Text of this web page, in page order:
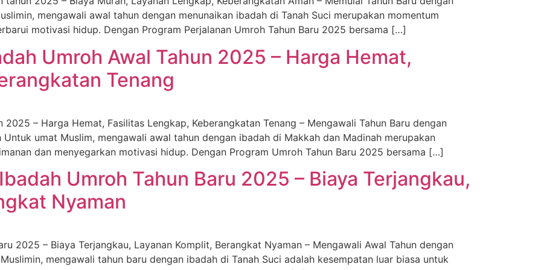
mengawali awal tahun dengan menunaikan ibadah di Tanah Suci merupakan momentum
motivasi hidup. Dengan Program Perjalanan Umroh Tahun Baru 2025 bersama […]
Umroh Awal Tahun 2025 – Harga Hemat,
Tenang
– Harga Hemat, Fasilitas Lengkap, Keberangkatan Tenang – Mengawali Tahun Baru dengan
umat Muslim, mengawali awal tahun dengan ibadah di Makkah dan Madinah merupakan
dan menyegarkan motivasi hidup. Dengan Program Umroh Tahun Baru 2025 bersama […]
Umroh Tahun Baru 2025 – Biaya Terjangkau,
Nyaman
2025 – Biaya Terjangkau, Layanan Komplit, Berangkat Nyaman – Mengawali Awal Tahun dengan
mengawali tahun baru dengan ibadah di Tanah Suci adalah kesempatan luar biasa untuk